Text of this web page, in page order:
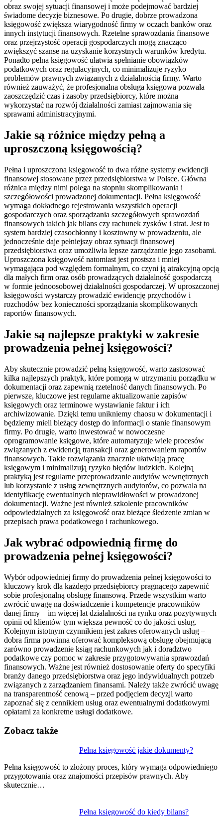
obraz swojej sytuacji finansowej i może podejmować bardziej
świadome decyzje biznesowe. Po drugie, dobrze prowadzona
księgowość zwiększa wiarygodność firmy w oczach banków oraz
innych instytucji finansowych. Rzetelne sprawozdania finansowe
oraz przejrzystość operacji gospodarczych mogą znacząco
zwiększyć szanse na uzyskanie korzystnych warunków kredytu.
Ponadto pełna księgowość ułatwia spełnianie obowiązków
podatkowych oraz regulacyjnych, co minimalizuje ryzyko
problemów prawnych związanych z działalnością firmy. Warto
również zauważyć, że profesjonalna obsługa księgowa pozwala
zaoszczędzić czas i zasoby przedsiębiorcy, które można
wykorzystać na rozwój działalności zamiast zajmowania się
sprawami administracyjnymi.
Jakie są różnice między pełną a
uproszczoną księgowością?
Pełna i uproszczona księgowość to dwa różne systemy ewidencji
finansowej stosowane przez przedsiębiorstwa w Polsce. Główna
różnica między nimi polega na stopniu skomplikowania i
szczegółowości prowadzonej dokumentacji. Pełna księgowość
wymaga dokładnego rejestrowania wszystkich operacji
gospodarczych oraz sporządzania szczegółowych sprawozdań
finansowych takich jak bilans czy rachunek zysków i strat. Jest to
system bardziej czasochłonny i kosztowny w prowadzeniu, ale
jednocześnie daje pełniejszy obraz sytuacji finansowej
przedsiębiorstwa oraz umożliwia lepsze zarządzanie jego zasobami.
Uproszczona księgowość natomiast jest prostsza i mniej
wymagająca pod względem formalnym, co czyni ją atrakcyjną opcją
dla małych firm oraz osób prowadzących działalność gospodarczą
w formie jednoosobowej działalności gospodarczej. W uproszczonej
księgowości wystarczy prowadzić ewidencję przychodów i
rozchodów bez konieczności sporządzania skomplikowanych
raportów finansowych.
Jakie są najlepsze praktyki w zakresie
prowadzenia pełnej księgowości?
Aby skutecznie prowadzić pełną księgowość, warto zastosować
kilka najlepszych praktyk, które pomogą w utrzymaniu porządku w
dokumentacji oraz zapewnią rzetelność danych finansowych. Po
pierwsze, kluczowe jest regularne aktualizowanie zapisów
księgowych oraz terminowe wystawianie faktur i ich
archiwizowanie. Dzięki temu unikniemy chaosu w dokumentacji i
będziemy mieli bieżący dostęp do informacji o stanie finansowym
firmy. Po drugie, warto inwestować w nowoczesne
oprogramowanie księgowe, które automatyzuje wiele procesów
związanych z ewidencją transakcji oraz generowaniem raportów
finansowych. Takie rozwiązania znacznie ułatwiają pracę
księgowym i minimalizują ryzyko błędów ludzkich. Kolejną
praktyką jest regularne przeprowadzanie audytów wewnętrznych
lub korzystanie z usług zewnętrznych audytorów, co pozwala na
identyfikację ewentualnych nieprawidłowości w prowadzonej
dokumentacji. Ważne jest również szkolenie pracowników
odpowiedzialnych za księgowość oraz bieżące śledzenie zmian w
przepisach prawa podatkowego i rachunkowego.
Jak wybrać odpowiednią firmę do
prowadzenia pełnej księgowości?
Wybór odpowiedniej firmy do prowadzenia pełnej księgowości to
kluczowy krok dla każdego przedsiębiorcy pragnącego zapewnić
sobie profesjonalną obsługę finansową. Przede wszystkim warto
zwrócić uwagę na doświadczenie i kompetencje pracowników
danej firmy – im więcej lat działalności na rynku oraz pozytywnych
opinii od klientów tym większa pewność co do jakości usług.
Kolejnym istotnym czynnikiem jest zakres oferowanych usług –
dobra firma powinna oferować kompleksową obsługę obejmującą
zarówno prowadzenie ksiąg rachunkowych jak i doradztwo
podatkowe czy pomoc w zakresie przygotowywania sprawozdań
finansowych. Ważne jest również dostosowanie oferty do specyfiki
branży danego przedsiębiorstwa oraz jego indywidualnych potrzeb
związanych z zarządzaniem finansami. Należy także zwrócić uwagę
na transparentność cenową – przed podjęciem decyzji warto
zapoznać się z cennikiem usług oraz ewentualnymi dodatkowymi
opłatami za konkretne usługi dodatkowe.
Zobacz także
Pełna księgowość jakie dokumenty?
Pełna księgowość to złożony proces, który wymaga odpowiedniego
przygotowania oraz znajomości przepisów prawnych. Aby
skutecznie…
Pełna księgowość do kiedy bilans?
wpisu